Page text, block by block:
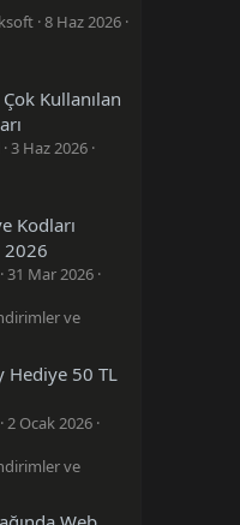
8 Haz 2026
Kullanılan
3 Haz 2026
Kodları
2026
31 Mar 2026
ve
Hediye 50 TL
2 Ocak 2026
ve